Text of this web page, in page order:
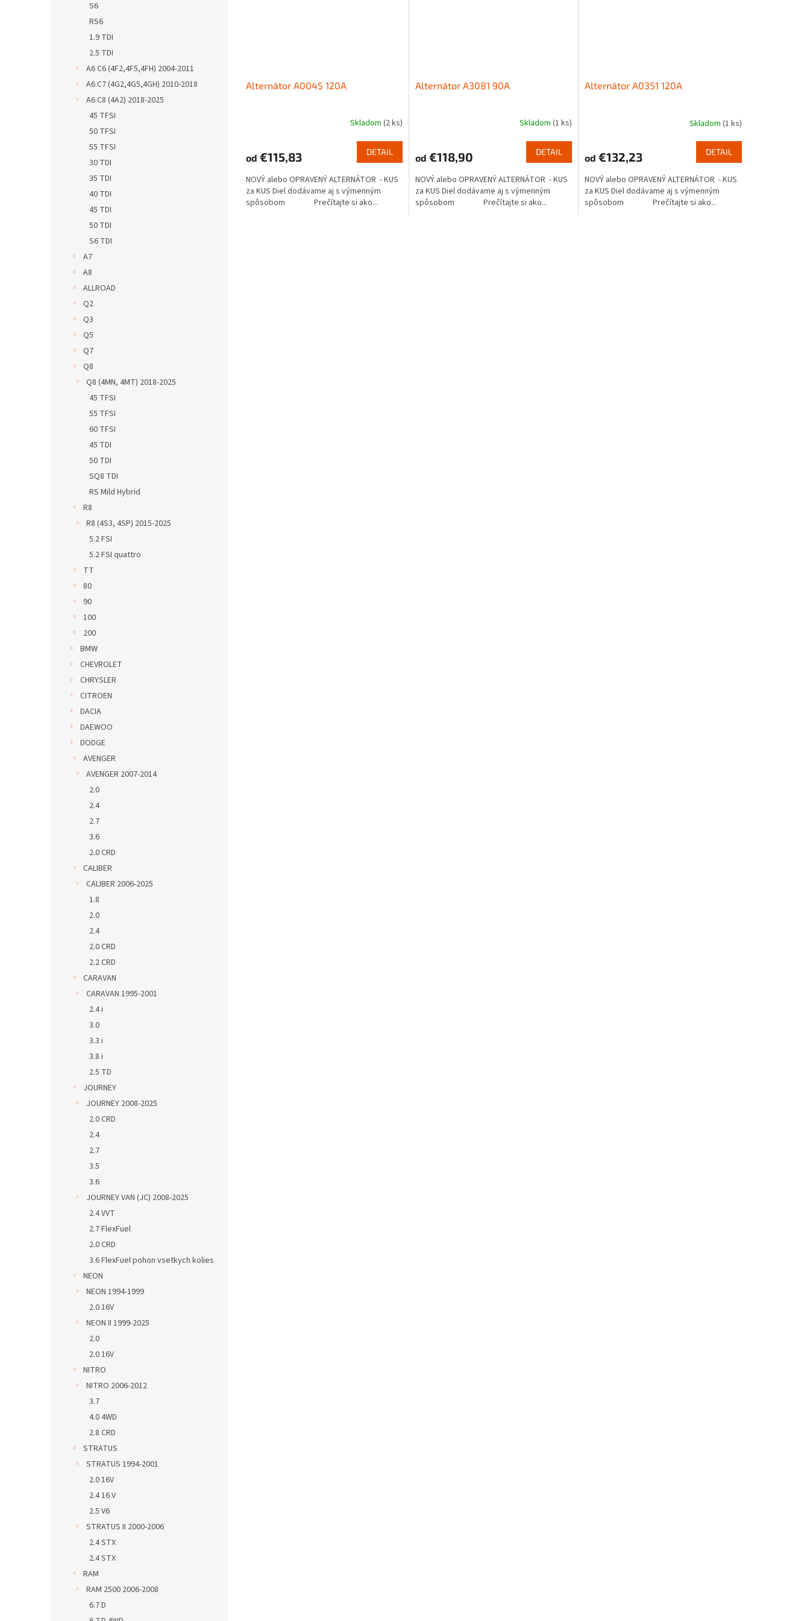
S6
RS6
1.9 TDI
2.5 TDI
A6 C6 (4F2,4F5,4FH) 2004-2011
A6 C7 (4G2,4G5,4GH) 2010-2018
A6 C8 (4A2) 2018-2025
45 TFSI
50 TFSI
55 TFSI
30 TDI
35 TDI
40 TDI
45 TDI
50 TDI
S6 TDI
A7
A8
ALLROAD
Q2
Q3
Q5
Q7
Q8
Q8 (4MN, 4MT) 2018-2025
45 TFSI
55 TFSI
60 TFSI
45 TDI
50 TDI
SQ8 TDI
RS Mild Hybrid
R8
R8 (4S3, 4SP) 2015-2025
5.2 FSI
5.2 FSI quattro
TT
80
90
100
200
BMW
CHEVROLET
CHRYSLER
CITROEN
DACIA
DAEWOO
DODGE
AVENGER
AVENGER 2007-2014
2.0
2.4
2.7
3.6
2.0 CRD
CALIBER
CALIBER 2006-2025
1.8
2.0
2.4
2.0 CRD
2.2 CRD
CARAVAN
CARAVAN 1995-2001
2.4 i
3.0
3.3 i
3.8 i
2.5 TD
JOURNEY
JOURNEY 2008-2025
2.0 CRD
2.4
2.7
3.5
3.6
JOURNEY VAN (JC) 2008-2025
2.4 VVT
2.7 FlexFuel
2.0 CRD
3.6 FlexFuel pohon vsetkych kolies
NEON
NEON 1994-1999
2.0 16V
NEON II 1999-2025
2.0
2.0 16V
NITRO
NITRO 2006-2012
3.7
4.0 4WD
2.8 CRD
STRATUS
STRATUS 1994-2001
2.0 16V
2.4 16 V
2.5 V6
STRATUS II 2000-2006
2.4 STX
2.4 STX
RAM
RAM 2500 2006-2008
6.7 D
Alternátor A0045 120A
Skladom (2 ks)
od €115,83 DETAIL
NOVÝ alebo OPRAVENÝ ALTERNÁTOR - KUS
za KUS Diel dodávame aj s výmenným
spôsobom Prečítajte si ako...
Alternátor A3081 90A
Skladom (1 ks)
od €118,90 DETAIL
NOVÝ alebo OPRAVENÝ ALTERNÁTOR - KUS
za KUS Diel dodávame aj s výmenným
spôsobom Prečítajte si ako...
Alternátor A0351 120A
Skladom (1 ks)
od €132,23 DETAIL
NOVÝ alebo OPRAVENÝ ALTERNÁTOR - KUS
za KUS Diel dodávame aj s výmenným
spôsobom Prečítajte si ako...